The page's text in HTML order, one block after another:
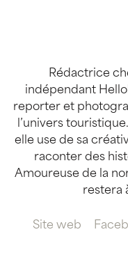
Rédactrice
indépendant
reporter et
l’univers
elle use de sa
raconter des
Amoureuse de la
restera
Site web